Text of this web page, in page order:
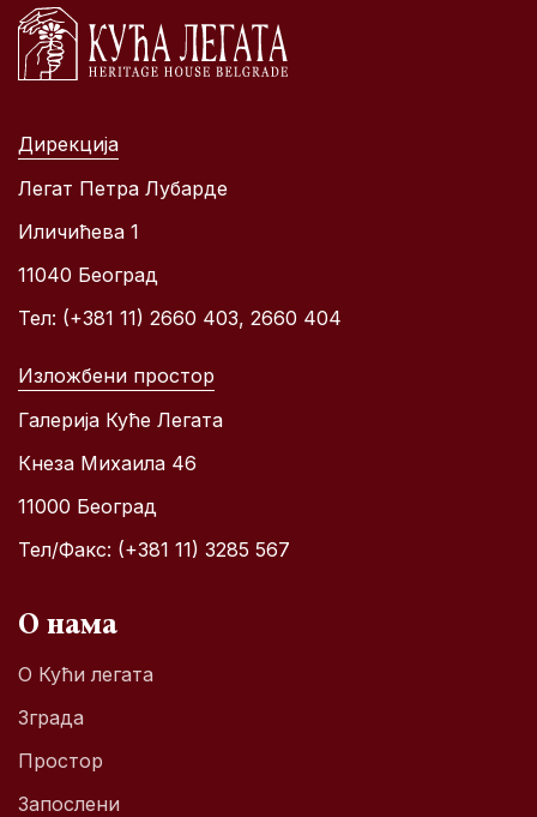
Дирекција
Легат Петра Лубарде
Иличићева 1
11040 Београд
Тел: (+381 11) 2660 403, 2660 404
Изложбени простор
Галерија Куће Легата
Кнеза Михаила 46
11000 Београд
Тел/Факс: (+381 11) 3285 567
О нама
О Кући легата
Зграда
Простор
Запослени